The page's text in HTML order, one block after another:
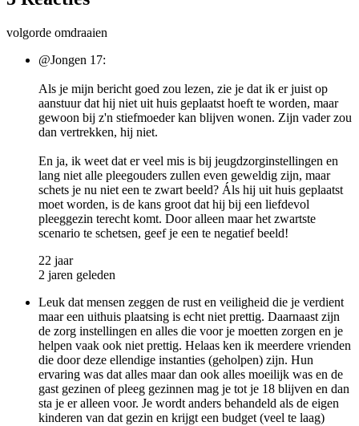
volgorde omdraaien
@Jongen 17:
Als je mijn bericht goed zou lezen, zie je dat ik er juist op
aanstuur dat hij niet uit huis geplaatst hoeft te worden, maar
gewoon bij z'n stiefmoeder kan blijven wonen. Zijn vader zou
dan vertrekken, hij niet.
En ja, ik weet dat er veel mis is bij jeugdzorginstellingen en
lang niet alle pleegouders zullen even geweldig zijn, maar
schets je nu niet een te zwart beeld? Áls hij uit huis geplaatst
moet worden, is de kans groot dat hij bij een liefdevol
pleeggezin terecht komt. Door alleen maar het zwartste
scenario te schetsen, geef je een te negatief beeld!
22 jaar
2 jaren geleden
Leuk dat mensen zeggen de rust en veiligheid die je verdient
maar een uithuis plaatsing is echt niet prettig. Daarnaast zijn
de zorg instellingen en alles die voor je moetten zorgen en je
helpen vaak ook niet prettig. Helaas ken ik meerdere vrienden
die door deze ellendige instanties (geholpen) zijn. Hun
ervaring was dat alles maar dan ook alles moeilijk was en de
gast gezinen of pleeg gezinnen mag je tot je 18 blijven en dan
sta je er alleen voor. Je wordt anders behandeld als de eigen
kinderen van dat gezin en krijgt een budget (veel te laag)